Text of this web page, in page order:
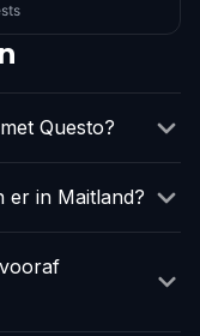
Questo?
er in Maitland?